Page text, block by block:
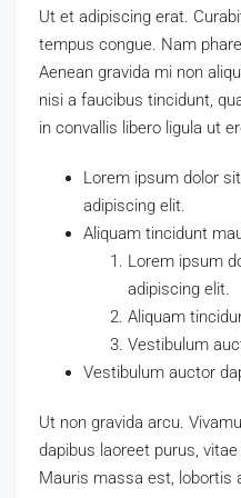
Ut et adipiscing erat.
tempus congue. Nam
Aenean gravida mi non
nisi a faucibus tincidunt,
in convallis libero ligula ut
Lorem ipsum dolor
adipiscing elit.
Aliquam tincidunt
Lorem ipsum
adipiscing elit.
Aliquam
Vestibulum
Vestibulum auctor
Ut non gravida arcu.
dapibus laoreet purus,
Mauris massa est, lobortis